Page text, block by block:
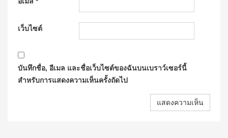
เว็บไซต์
บันทึกชื่อ, อีเมล และชื่อเว็บไซต์ของฉันบนเบราว์เซอร์นี้
สำหรับการแสดงความเห็นครั้งถัดไป